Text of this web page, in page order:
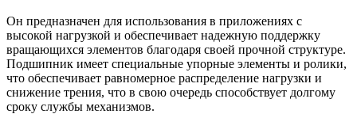
Он предназначен для использования в приложениях с
высокой нагрузкой и обеспечивает надежную поддержку
вращающихся элементов благодаря своей прочной структуре.
Подшипник имеет специальные упорные элементы и ролики,
что обеспечивает равномерное распределение нагрузки и
снижение трения, что в свою очередь способствует долгому
сроку службы механизмов.